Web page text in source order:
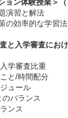
ョン体験授業＞（
演習と解法
の効率的な学習法
と入学審査にお
学審査比重
と/時間配分
ュール
のバランス
ンス